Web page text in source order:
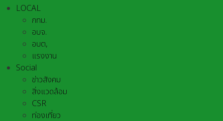
LOCAL
กทม.
อบจ.
อบต,
แรงงาน
Social
ข่าวสังคม
สิ่งแวดล้อม
CSR
ท่องเที่ยว